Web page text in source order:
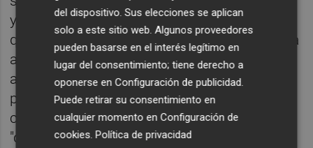
y ha preguntado: "¿Alguien está pensando
que mi clienta, de 70 años (Matilde Ripoll) va
a iniciar la aventura de una fuga vista,
además, la endeblez de la acusación que
pesa contra ella?". Sobre sus otros dos
clientes ha señalado que son dos jóvenes
"que acaban de formar una familia, con hijos
del dispositivo. Sus elecciones se aplican
solo a este sitio web. Algunos proveedores
pueden basarse en el interés legítimo en
lugar del consentimiento; tiene derecho a
oponerse enConfiguración de publicidad.
Puede retirar su consentimiento en
cualquier momento enConfiguración de
cookies.Política de privacidad